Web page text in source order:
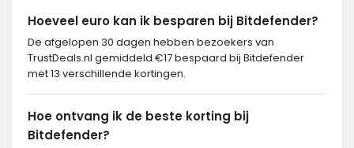
Hoeveel euro kan ik besparen bij Bitdefender?
De afgelopen 30 dagen hebben bezoekers van
TrustDeals.nl gemiddeld €17 bespaard bij Bitdefender
met 13 verschillende kortingen.
Hoe ontvang ik de beste korting bij
Bitdefender?